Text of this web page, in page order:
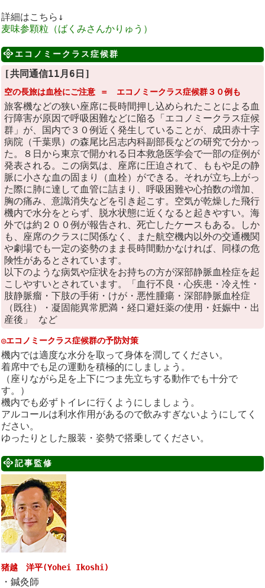
詳細はこちら↓
麦味参顆粒（ばくみさんかりゅう）
エコノミークラス症候群
[共同通信11月6日]
空の長旅は血栓にご注意 ＝ エコノミークラス症候群３０例も
旅客機などの狭い座席に長時間押し込められたことによる血
行障害が原因で呼吸困難などに陥る「エコノミークラス症候
群」が、国内で３０例近く発生していることが、成田赤十字
病院（千葉県）の森尾比呂志内科副部長などの研究で分かっ
た。８日から東京で開かれる日本救急医学会で一部の症例が
発表される。この病気は、座席に圧迫されて、ももや足の静
脈に小さな血の固まり（血栓）ができる。それが立ち上がっ
た際に肺に達して血管に詰まり、呼吸困難や心拍数の増加、
胸の痛み、意識消失などを引き起こす。空気が乾燥した飛行
機内で水分をとらず、脱水状態に近くなると起きやすい。海
外では約２００例が報告され、死亡したケースもある。しか
も、座席のクラスに関係なく、また航空機内以外の交通機関
や劇場でも一定の姿勢のまま長時間動かなければ、同様の危
険性があるとされています。
以下のような病気や症状をお持ちの方が深部静脈血栓症を起
こしやすいとされています。「血行不良・心疾患・冷え性・
肢静脈瘤・下肢の手術・けが・悪性腫瘍・深部静脈血栓症
（既往）・凝固能異常肥満・経口避妊薬の使用・妊娠中・出
産後」 など
◎エコノミークラス症候群の予防対策
機内では適度な水分を取って身体を潤してください。
着席中でも足の運動を積極的にしましょう。
（座りながら足を上下につま先立ちする動作でも十分で
す。）
機内でも必ずトイレに行くようにしましょう。
アルコールは利水作用があるので飲みすぎないようにしてく
ださい。
ゆったりとした服装・姿勢で搭乗してください。
記事監修
猪越 洋平(Yohei Ikoshi)
・鍼灸師